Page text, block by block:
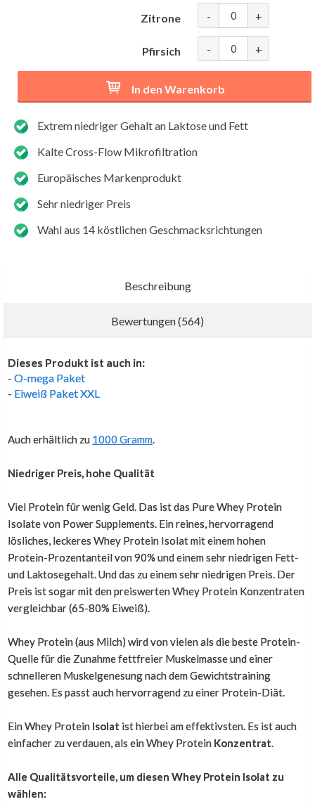
Zitrone - +
Pfirsich - +
In den Warenkorb
Extrem niedriger Gehalt an Laktose und Fett
Kalte Cross-Flow Mikrofiltration
Europäisches Markenprodukt
Sehr niedriger Preis
Wahl aus 14 köstlichen Geschmacksrichtungen
Beschreibung
Bewertungen (564)
Dieses Produkt ist auch in:
- O-mega Paket
- Eiweiß Paket XXL
Auch erhältlich zu 1000 Gramm.
Niedriger Preis, hohe Qualität
Viel Protein für wenig Geld. Das ist das Pure Whey Protein
Isolate von Power Supplements. Ein reines, hervorragend
lösliches, leckeres Whey Protein Isolat mit einem hohen
Protein-Prozentanteil von 90% und einem sehr niedrigen Fett-
und Laktosegehalt. Und das zu einem sehr niedrigen Preis. Der
Preis ist sogar mit den preiswerten Whey Protein Konzentraten
vergleichbar (65-80% Eiweiß).
Whey Protein (aus Milch) wird von vielen als die beste Protein-
Quelle für die Zunahme fettfreier Muskelmasse und einer
schnelleren Muskelgenesung nach dem Gewichtstraining
gesehen. Es passt auch hervorragend zu einer Protein-Diät.
Ein Whey Protein Isolat ist hierbei am effektivsten. Es ist auch
einfacher zu verdauen, als ein Whey Protein Konzentrat.
Alle Qualitätsvorteile, um diesen Whey Protein Isolat zu
wählen:
,20. Januar 2026
Soweit alles gut
Wieder
Thomas Häßler ,
30. Juni 2025
Gerne wieder.
Ich finde das Protein sehr hochwertig
Nico Verver Nico Verver
15. Juni 2025
Bezug auf den Preis. Das Preis-Leistungs-Verhältnis ist
unschlagbar. Wenn ich mir etwas wünschen könnte,
nimmt weniger Platz im Schrank weg.